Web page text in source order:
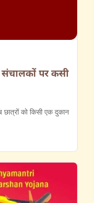
पर कसी
को किसी एक दुकान